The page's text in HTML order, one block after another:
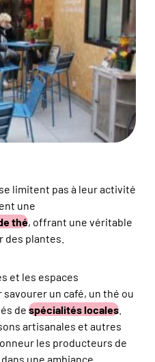
limitent pas à leur activité
une
thé, offrant une véritable
plantes.
et les espaces
un café, un thé ou
de spécialités locales
artisanales et autres
les producteurs de
une ambiance